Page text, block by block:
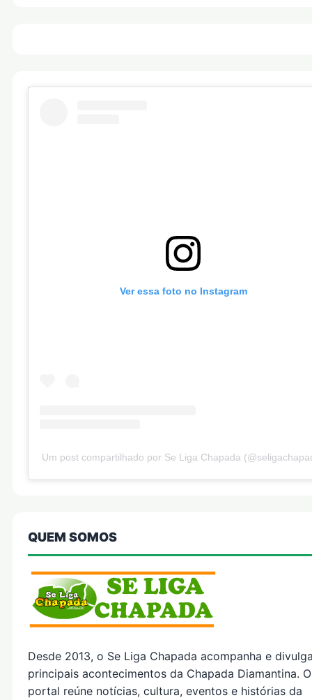
Ver essa foto no Instagram
Um post compartilhado por Se Liga Chapada
QUEM SOMOS
Desde 2013, o Se Liga Chapada acompanha e
principais acontecimentos da Chapada Diamantina. O
portal reúne notícias, cultura, eventos e histórias da